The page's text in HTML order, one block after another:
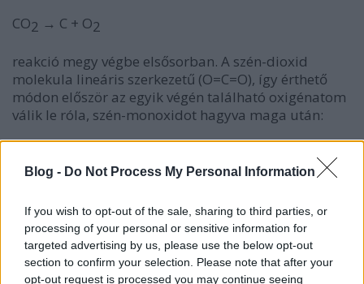
Blog - Do Not Process My Personal Information
If you wish to opt-out of the sale, sharing to third parties, or
processing of your personal or sensitive information for
targeted advertising by us, please use the below opt-out
section to confirm your selection. Please note that after your
opt-out request is processed you may continue seeing
CO2 → C + O2
reakció megy végbe elsősorban. A szén-dioxid
molekula lineáris szerkezetű (O=C=O), így érthető
módon először az egyik végén található oxigénatom
válik le róla, szén-monoxidot hagyva maga után:
kétatomos oxigénmolekulák jönnek létre)
ΔH
molekulánként. Ha még a szén-monoxidot is tovább
akarjuk bontani, ahhoz sajnos még több energiát
kell befektetni, ugyanis a szénatomot és az
oxigénatomot egy nagyon erős, hármas kötés